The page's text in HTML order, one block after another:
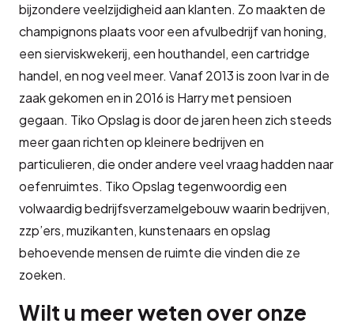
bijzondere veelzijdigheid aan klanten. Zo maakten de
champignons plaats voor een afvulbedrijf van honing,
een sierviskwekerij, een houthandel, een cartridge
handel, en nog veel meer. Vanaf 2013 is zoon Ivar in de
zaak gekomen en in 2016 is Harry met pensioen
gegaan. Tiko Opslag is door de jaren heen zich steeds
meer gaan richten op kleinere bedrijven en
particulieren, die onder andere veel vraag hadden naar
oefenruimtes. Tiko Opslag tegenwoordig een
volwaardig bedrijfsverzamelgebouw waarin bedrijven,
zzp’ers, muzikanten, kunstenaars en opslag
behoevende mensen de ruimte die vinden die ze
zoeken.
Wilt u meer weten over onze